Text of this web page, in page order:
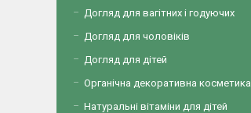
Догляд для вагітних і годуючих
Догляд для чоловіків
Догляд для дітей
Органічна декоративна косметика
Натуральні вітаміни для дітей